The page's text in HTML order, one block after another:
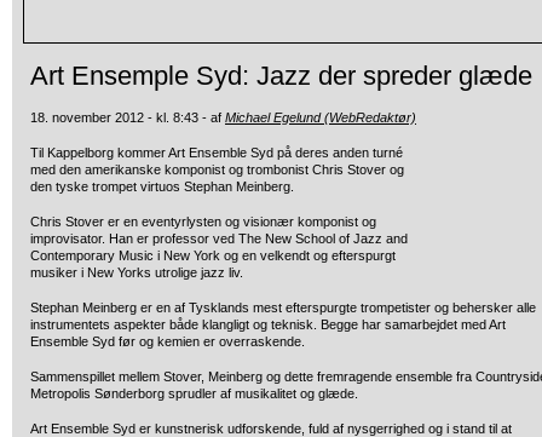
Art Ensemple Syd: Jazz der spreder glæde
18. november 2012 - kl. 8:43 - af Michael Egelund (WebRedaktør)
Til Kappelborg kommer Art Ensemble Syd på deres anden turné
med den amerikanske komponist og trombonist Chris Stover og
den tyske trompet virtuos Stephan Meinberg.
Chris Stover er en eventyrlysten og visionær komponist og
improvisator. Han er professor ved The New School of Jazz and
Contemporary Music i New York og en velkendt og efterspurgt
musiker i New Yorks utrolige jazz liv.
Stephan Meinberg er en af Tysklands mest efterspurgte trompetister og behersker alle
instrumentets aspekter både klangligt og teknisk. Begge har samarbejdet med Art
Ensemble Syd før og kemien er overraskende.
Sammenspillet mellem Stover, Meinberg og dette fremragende ensemble fra
Metropolis Sønderborg sprudler af musikalitet og glæde.
Art Ensemble Syd er kunstnerisk udforskende, fuld af nysgerrighed og i stand til at